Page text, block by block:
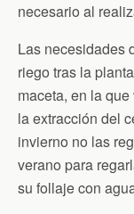
necesario al
Las necesidades
riego tras la
maceta, en la
la extracción del
invierno no las
verano para
su follaje con